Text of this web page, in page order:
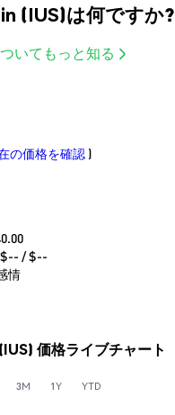
(IUS)は何ですか?
いてもっと知る
の価格を確認 )
-- / $--
情
価格ライブチャート
3M 1Y YTD